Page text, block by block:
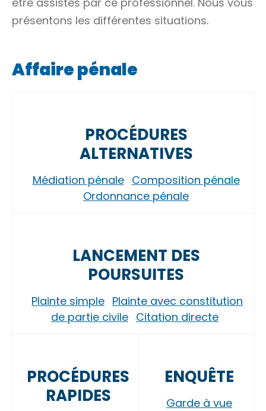
présentons les différentes situations.
Affaire pénale
PROCÉDURES
ALTERNATIVES
Médiation pénale Composition pénale
Ordonnance pénale
LANCEMENT DES
POURSUITES
Plainte simple Plainte avec constitution
de partie civile Citation directe
PROCÉDURES
RAPIDES
ENQUÊTE
Garde à vue